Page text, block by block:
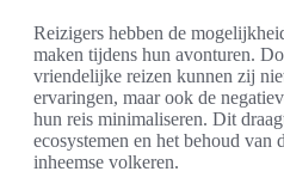
Reizigers hebben de
maken tijdens hun avonturen.
vriendelijke reizen kunnen zij
ervaringen, maar ook de
hun reis minimaliseren. Dit
ecosystemen en het behoud van
inheemse volkeren.